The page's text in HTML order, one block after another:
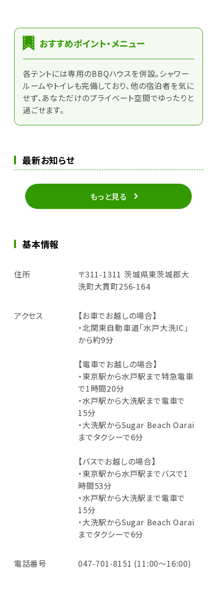
おすすめポイント・メニュー
各テントには専用のBBQハウスを併設。シャワー
ルームやトイレも完備しており、他の宿泊者を気に
せず、あなただけのプライベート空間でゆったりと
過ごせます。
最新お知らせ
もっと見る
基本情報
住所
〒311-1311 茨城県東茨城郡大
洗町大貫町256-164
アクセス
【お車でお越しの場合】
・北関東自動車道「水戸大洗IC」
から約9分
【電車でお越しの場合】
・東京駅から水戸駅まで特急電車
で1時間20分
・水戸駅から大洗駅まで電車で
15分
・大洗駅からSugar Beach Oarai
までタクシーで6分
【バスでお越しの場合】
・東京駅から水戸駅までバスで1
時間53分
・水戸駅から大洗駅まで電車で
15分
・大洗駅からSugar Beach Oarai
までタクシーで6分
電話番号 047-701-8151 (11:00～16:00)